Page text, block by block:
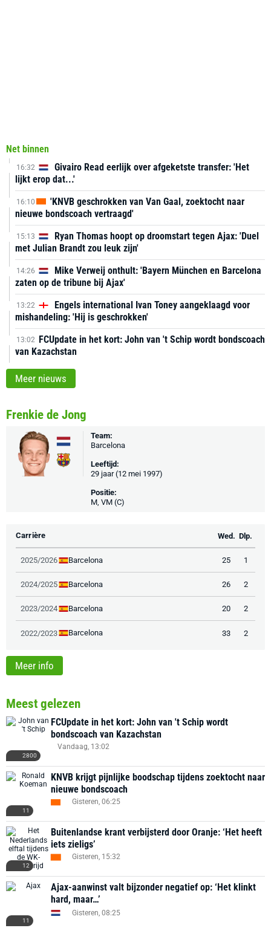
Net binnen
16:32
Givairo Read eerlijk over afgeketste transfer: 'Het
lijkt erop dat...'
16:10
'KNVB geschrokken van Van Gaal, zoektocht naar
nieuwe bondscoach vertraagd'
15:13
Ryan Thomas hoopt op droomstart tegen Ajax: 'Duel
met Julian Brandt zou leuk zijn'
14:26
Mike Verweij onthult: 'Bayern München en Barcelona
zaten op de tribune bij Ajax'
13:22
Engels international Ivan Toney aangeklaagd voor
mishandeling: 'Hij is geschrokken'
13:02 FCUpdate in het kort: John van 't Schip wordt bondscoach
van Kazachstan
Meer nieuws
Frenkie de Jong
Team:
Barcelona
Leeftijd:
29 jaar (12 mei 1997)
Positie:
M, VM (C)
Carrière Wed. Dlp.
2025/2026 Barcelona 25 1
2024/2025 Barcelona 26 2
2023/2024 Barcelona 20 2
2022/2023 Barcelona 33 2
Meer info
Meest gelezen
2800
FCUpdate in het kort: John van 't Schip wordt
bondscoach van Kazachstan
Vandaag, 13:02
11
KNVB krijgt pijnlijke boodschap tijdens zoektocht naar
nieuwe bondscoach
Gisteren, 06:25
12
Buitenlandse krant verbijsterd door Oranje: ‘Het heeft
iets zieligs’
Gisteren, 15:32
11
Ajax-aanwinst valt bijzonder negatief op: ‘Het klinkt
hard, maar…’
Gisteren, 08:25